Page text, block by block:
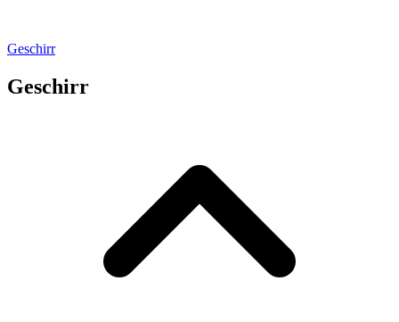
Geschirr
Geschirr